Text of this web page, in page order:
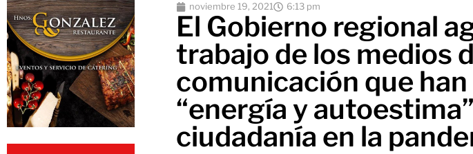
noviembre 19, 2021 6:13 pm
El Gobierno regional
trabajo de los medios
comunicación que
“energía y
ciudadanía en la